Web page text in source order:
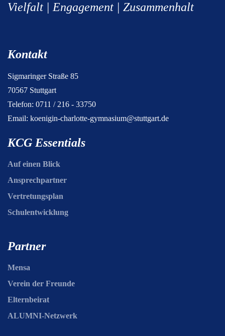
Vielfalt | Engagement | Zusammenhalt
Kontakt
Sigmaringer Straße 85
70567 Stuttgart
Telefon: 0711 / 216 - 33750
Email: koenigin-charlotte-gymnasium@stuttgart.de
KCG Essentials
Auf einen Blick
Ansprechpartner
Vertretungsplan
Schulentwicklung
Partner
Mensa
Verein der Freunde
Elternbeirat
ALUMNI-Netzwerk